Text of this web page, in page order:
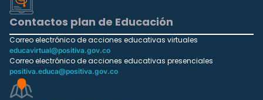
Contactos plan de Educación
Correo electrónico de acciones educativas virtuales
educavirtual@positiva.gov.co
Correo electrónico de acciones educativas presenciales
positiva.educa@positiva.gov.co